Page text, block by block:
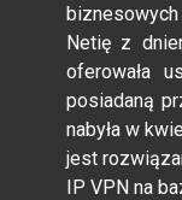
Netię z
oferowała
posiadaną
nabyła w
jest
IP VPN na